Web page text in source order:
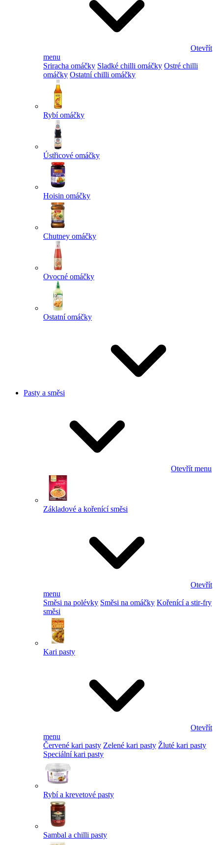
Otevřít
menu
Sriracha omáčky Sladké chilli omáčky Ostré chilli
omáčky Ostatní chilli omáčky
Rybí omáčky
Ústřicové omáčky
Hoisin omáčky
Chutney omáčky
Ovocné omáčky
Ostatní omáčky
Pasty a směsi
Otevřít menu
Základové a kořenící směsi
Otevřít
menu
Směsi na polévky Směsi na omáčky Kořenící a stir-fry
směsi
Kari pasty
Otevřít
menu
Červené kari pasty Zelené kari pasty Žluté kari pasty
Speciální kari pasty
Rybí a krevetové pasty
Sambal a chilli pasty